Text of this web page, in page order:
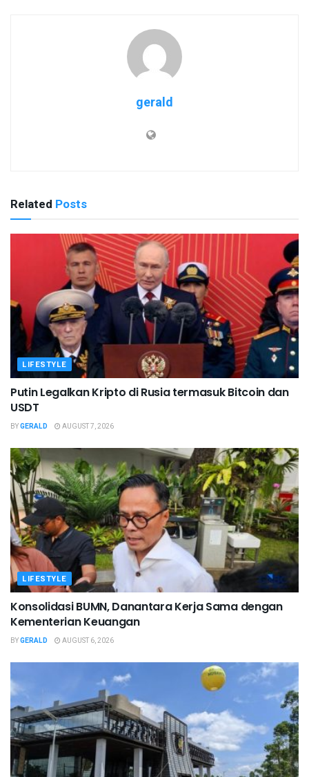
gerald
Related Posts
LIFESTYLE
Putin Legalkan Kripto di Rusia termasuk Bitcoin dan
USDT
BYGERALD AUGUST 7, 2026
LIFESTYLE
Konsolidasi BUMN, Danantara Kerja Sama dengan
Kementerian Keuangan
BYGERALD AUGUST 6, 2026